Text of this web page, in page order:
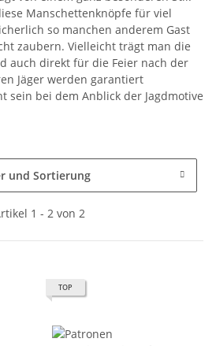
Manschettenknöpfe für viel
so manchen anderem Gast
zaubern. Vielleicht trägt man die
auch direkt für die Feier nach der
Jäger werden garantiert
sein bei dem Anblick der Jagdmotive
und Sortierung
1 - 2 von 2
TOP